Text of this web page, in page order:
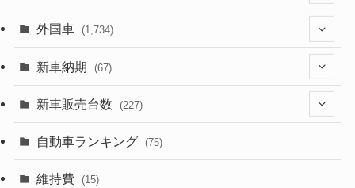
(1,321)
(330)
(357)
外国車 (1,734)
(242)
新車納期 (67)
(28)
(8)
新車販売台数 (227)
(21)
自動車ランキング (75)
維持費 (15)